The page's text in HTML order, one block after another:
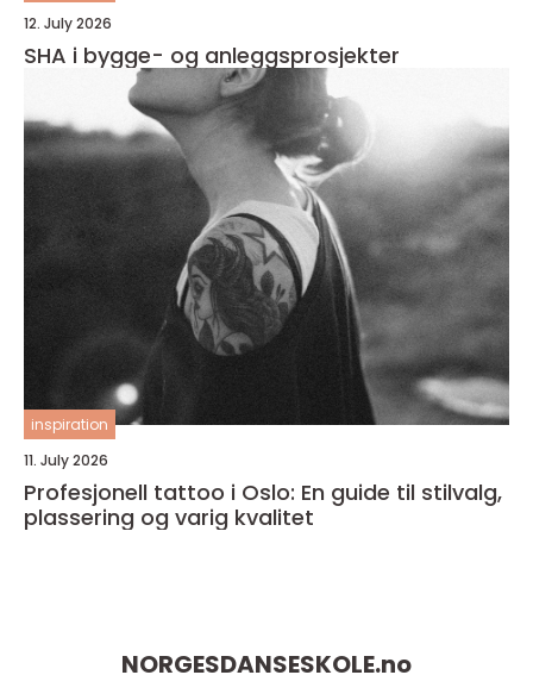
12. July 2026
SHA i bygge- og anleggsprosjekter
inspiration
11. July 2026
Profesjonell tattoo i Oslo: En guide til stilvalg,
plassering og varig kvalitet
NORGESDANSESKOLE.no